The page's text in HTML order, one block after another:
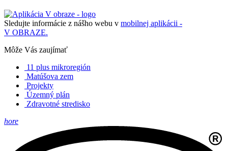
Sledujte informácie z nášho webu v mobilnej aplikácii -
V OBRAZE.
Môže Vás zaujímať
11 plus mikroregión
Matúšova zem
Projekty
Územný plán
Zdravotné stredisko
hore